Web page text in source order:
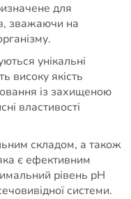
для
зважаючи на
унікальні
високу якість
із захищеною
властивості
складом, а також
є ефективним
рівень рН
системи.